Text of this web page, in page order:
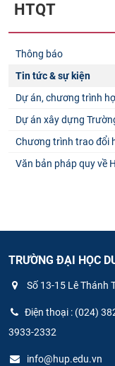
HTQT
Thông báo
Tin tức & sự kiện
Dự án, chương trình
Dự án xây dựng
Chương trình trao đổi
Văn bản pháp quy về
TRƯỜNG ĐẠI HỌC
Số 13-15 Lê Thánh
Điện thoại : (024)
3933-2332
info@hup.edu.vn